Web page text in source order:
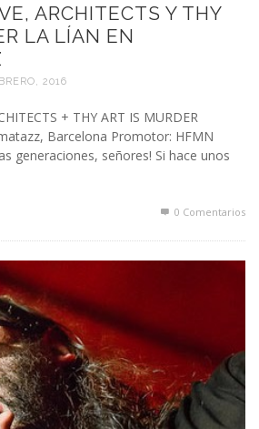
ARCHITECTS Y THY
LA LÍAN EN
2016
+ THY ART IS MURDER
Barcelona Promotor: HFMN
generaciones, señores! Si hace unos
0 Comentarios